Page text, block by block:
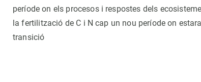
període on els procesos i respostes dels
la fertilització de C i N cap un nou període on
transició